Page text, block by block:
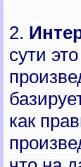
2.
сути
как